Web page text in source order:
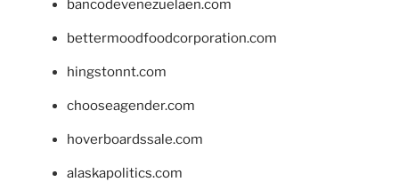
bancodevenezuelaen.com
bettermoodfoodcorporation.com
hingstonnt.com
chooseagender.com
hoverboardssale.com
alaskapolitics.com